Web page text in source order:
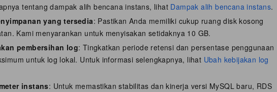
tentang dampak alih bencana instans, lihat Dampak alih bencana instans.
yang tersedia: Pastikan Anda memiliki cukup ruang disk kosong
Kami menyarankan untuk menyisakan setidaknya 10 GB.
pembersihan log: Tingkatkan periode retensi dan persentase penggunaan
untuk log lokal. Untuk informasi selengkapnya, lihat Ubah kebijakan log
instans: Untuk memastikan stabilitas dan kinerja versi MySQL baru, RDS